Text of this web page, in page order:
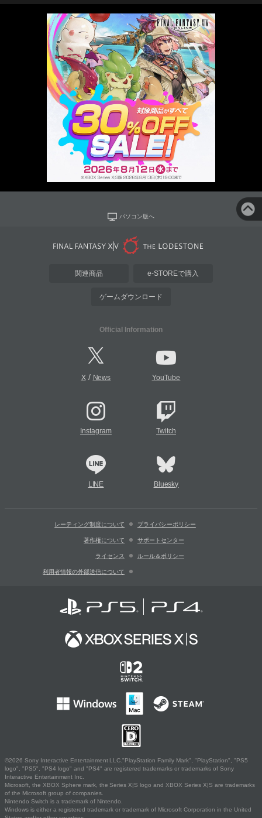
パソコン版へ
関連商品 e-STOREで購入
ゲームダウンロード
Official Information
X/ News YouTube
Instagram Twitch
LINE Bluesky
レーティング制度について プライバシーポリシー
著作権について サポートセンター
ライセンス ルール＆ポリシー
利用者情報の外部送信について
©2026 Sony Interactive Entertainment LLC."PlayStation Family Mark", "PlayStation", "PS5
logo", "PS5", "PS4 logo" and "PS4" are registered trademarks or trademarks of Sony
Interactive Entertainment Inc.
Microsoft, the XBOX Sphere mark, the Series X|S logo and XBOX Series X|S are trademarks
of the Microsoft group of companies.
Nintendo Switch is a trademark of Nintendo.
Windows is either a registered trademark or trademark of Microsoft Corporation in the United